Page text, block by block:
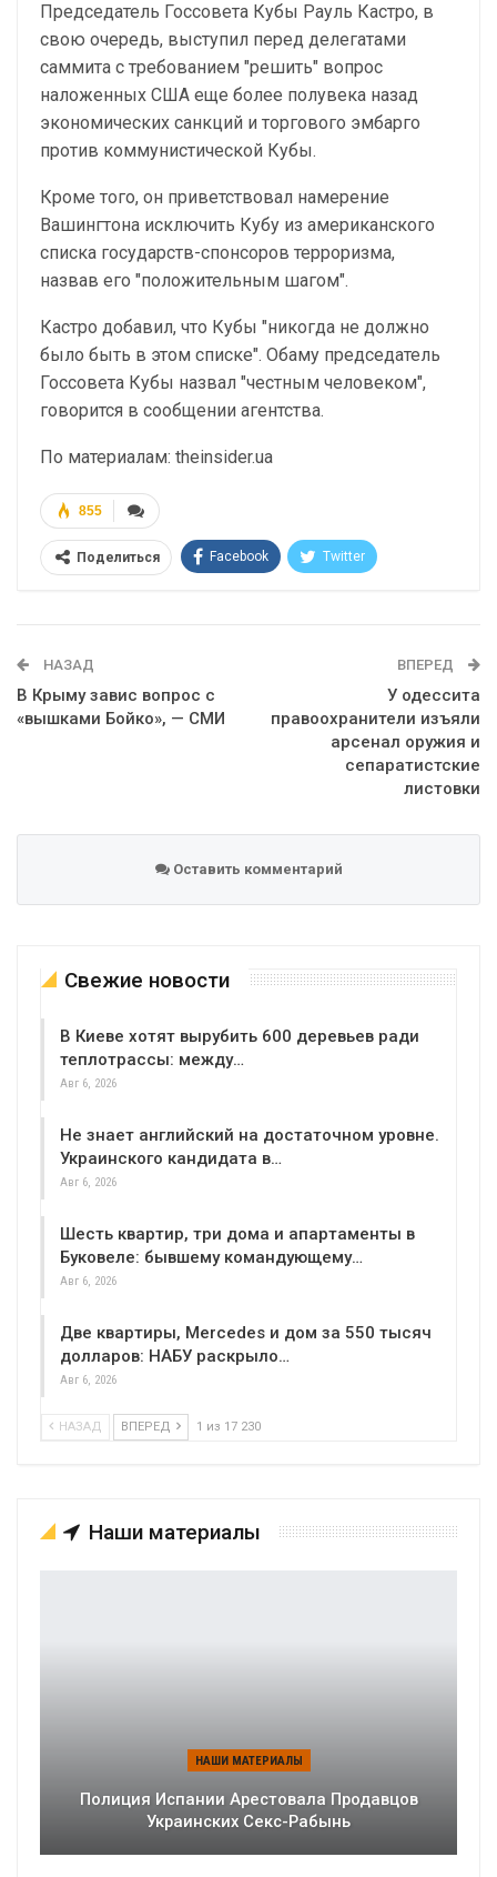
Председатель Госсовета Кубы Рауль Кастро, в
свою очередь, выступил перед делегатами
саммита с требованием "решить" вопрос
наложенных США еще более полувека назад
экономических санкций и торгового эмбарго
против коммунистической Кубы.
Кроме того, он приветствовал намерение
Вашингтона исключить Кубу из американского
списка государств-спонсоров терроризма,
назвав его "положительным шагом".
Кастро добавил, что Кубы "никогда не должно
было быть в этом списке". Обаму председатель
Госсовета Кубы назвал "честным человеком",
говорится в сообщении агентства.
По материалам: theinsider.ua
855
Поделиться Facebook Twitter
НАЗАД
В Крыму завис вопрос с
«вышками Бойко», — СМИ
ВПЕРЕД
У одессита
правоохранители изъяли
арсенал оружия и
сепаратистские
листовки
Оставить комментарий
Свежие новости
В Киеве хотят вырубить 600 деревьев ради
теплотрассы: между…
Авг 6, 2026
Не знает английский на достаточном уровне.
Украинского кандидата в…
Авг 6, 2026
Шесть квартир, три дома и апартаменты в
Буковеле: бывшему командующему…
Авг 6, 2026
Две квартиры, Mercedes и дом за 550 тысяч
долларов: НАБУ раскрыло…
Авг 6, 2026
НАЗАД ВПЕРЕД 1 из 17 230
Наши материалы
НАШИ МАТЕРИАЛЫ
Полиция Испании Арестовала Продавцов
Украинских Секс-Рабынь